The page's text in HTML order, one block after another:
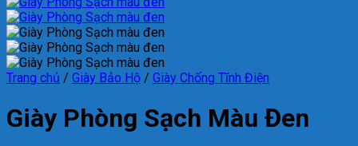
Trang chủ / Giày Bảo Hộ / Giày Chống Tĩnh Điện
Giày Phòng Sạch Màu Đen